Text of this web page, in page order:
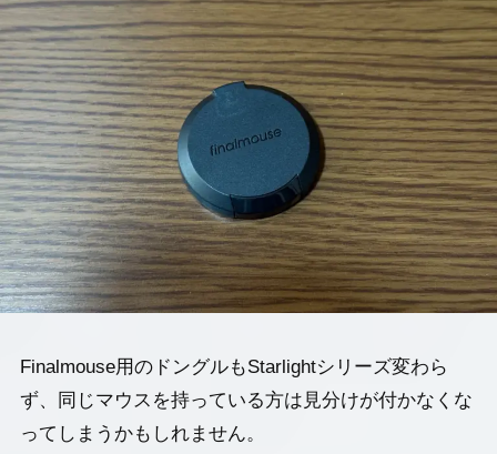
Finalmouse用のドングルもStarlightシリーズ変わら
ず、同じマウスを持っている方は見分けが付かなくな
ってしまうかもしれません。